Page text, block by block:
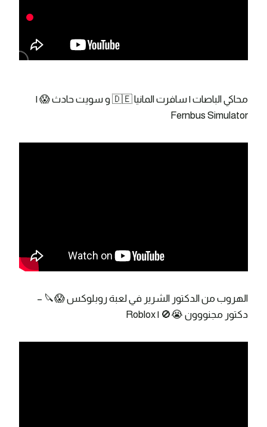
محاكي الباصات | سافرت المانيا 🇩🇪 و سويت حادث 😱 |
Fernbus Simulator
الهروب من الدكتور الشرير في لعبة روبلوكس 😱🔪 –
دكتور مجنووون 😭🚫 | Roblox